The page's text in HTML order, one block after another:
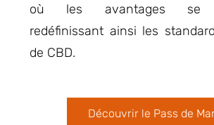
où les avantages se
redéfinissant ainsi les
de CBD.
Découvrir le Pass de